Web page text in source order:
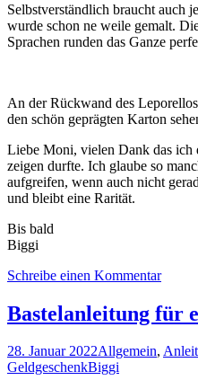
Selbstverständlich braucht auch
wurde schon ne weile gemalt.
Sprachen runden das Ganze
An der Rückwand des
den schön geprägten Karton
Liebe Moni, vielen Dank das ich
zeigen durfte. Ich glaube so
aufgreifen, wenn auch nicht
und bleibt eine Rarität.
Bis bald
Biggi
Schreibe einen Kommentar
Bastelanleitung für
28. Januar 2022Allgemein,
GeldgeschenkBiggi